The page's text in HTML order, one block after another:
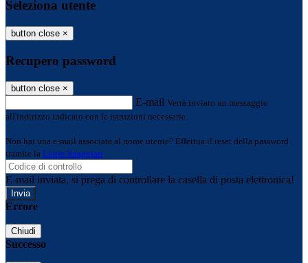
Seleziona utente
button close ×
Recupero password
button close ×
E-mail Verrà inviato un messaggio
all'indirizzo indicato con le istruzioni necessarie.
Non hai una e-mail associata al nome utente? Effettua il reset della password
tramite la Login Spaggiari
E-mail inviata, si prega di controllare la casella di posta elettronica!
Errore
Chiudi
Successo